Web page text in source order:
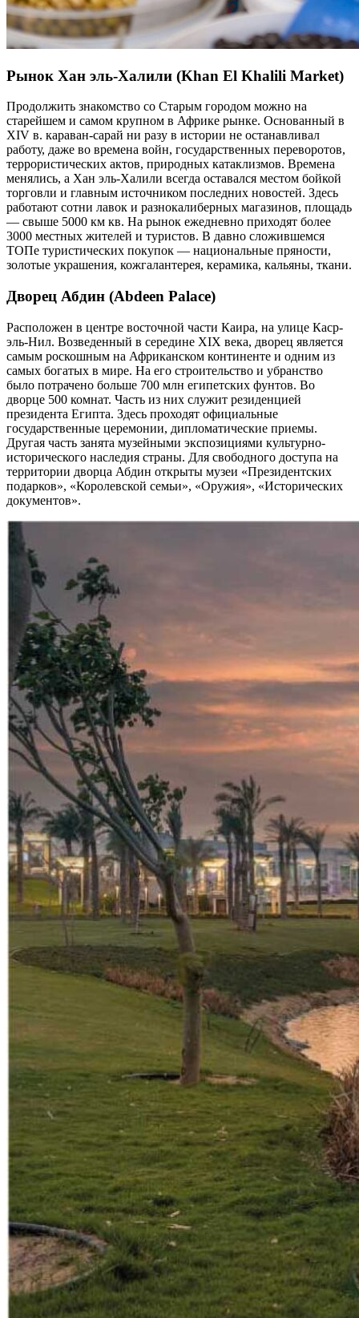
Рынок Хан эль-Халили (Khan El Khalili Market)
Продолжить знакомство со Старым городом можно на
старейшем и самом крупном в Африке рынке. Основанный в
XIV в. караван-сарай ни разу в истории не останавливал
работу, даже во времена войн, государственных переворотов,
террористических актов, природных катаклизмов. Времена
менялись, а Хан эль-Халили всегда оставался местом бойкой
торговли и главным источником последних новостей. Здесь
работают сотни лавок и разнокалиберных магазинов, площадь
— свыше 5000 км кв. На рынок ежедневно приходят более
3000 местных жителей и туристов. В давно сложившемся
ТОПе туристических покупок — национальные пряности,
золотые украшения, кожгалантерея, керамика, кальяны, ткани.
Дворец Абдин (Abdeen Palace)
Расположен в центре восточной части Каира, на улице Каср-
эль-Нил. Возведенный в середине XIX века, дворец является
самым роскошным на Африканском континенте и одним из
самых богатых в мире. На его строительство и убранство
было потрачено больше 700 млн египетских фунтов. Во
дворце 500 комнат. Часть из них служит резиденцией
президента Египта. Здесь проходят официальные
государственные церемонии, дипломатические приемы.
Другая часть занята музейными экспозициями культурно-
исторического наследия страны. Для свободного доступа на
территории дворца Абдин открыты музеи «Президентских
подарков», «Королевской семьи», «Оружия», «Исторических
документов».